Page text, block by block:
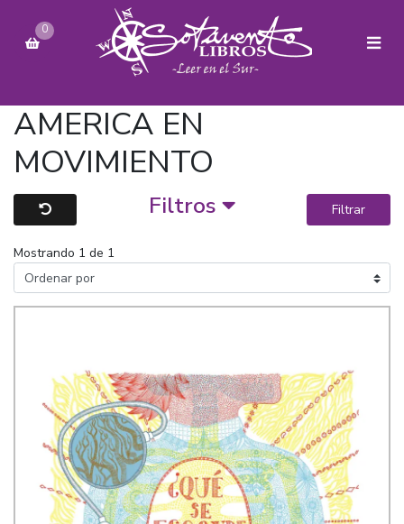
0
AMERICA EN
MOVIMIENTO
Filtros Filtrar
Mostrando 1 de 1